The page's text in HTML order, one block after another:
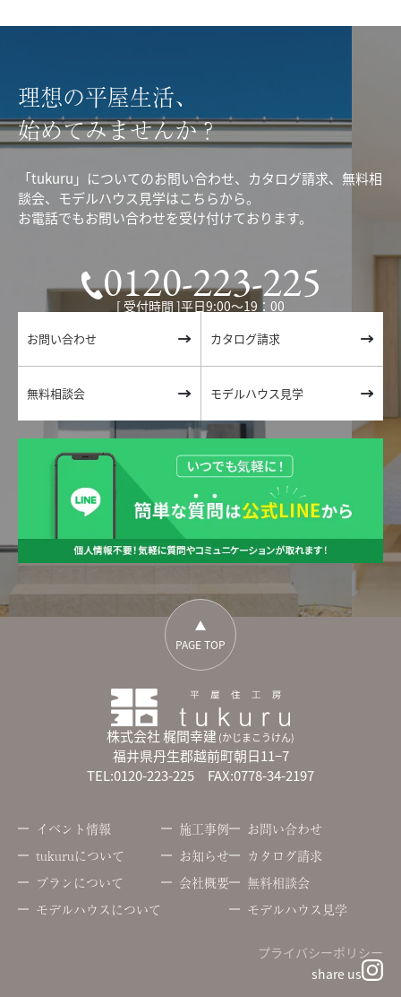
理想の平屋生活、
始めてみませんか？
「tukuru」についてのお問い合わせ、カタログ請求、無料相
談会、モデルハウス見学はこちらから。
お電話でもお問い合わせを受け付けております。
0120-223-225
[ 受付時間 ]平日9:00〜19：00
お問い合わせ カタログ請求
無料相談会 モデルハウス見学
PAGE TOP
株式会社 梶間幸建(かじまこうけん)
福井県丹生郡越前町朝日11−7
TEL:0120-223-225 FAX:0778-34-2197
イベント情報
tukuruについて
プランについて
モデルハウスについて
施工事例
お知らせ
会社概要
お問い合わせ
カタログ請求
無料相談会
モデルハウス見学
プライバシーポリシー
share us